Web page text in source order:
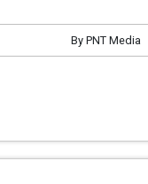
By PNT Media